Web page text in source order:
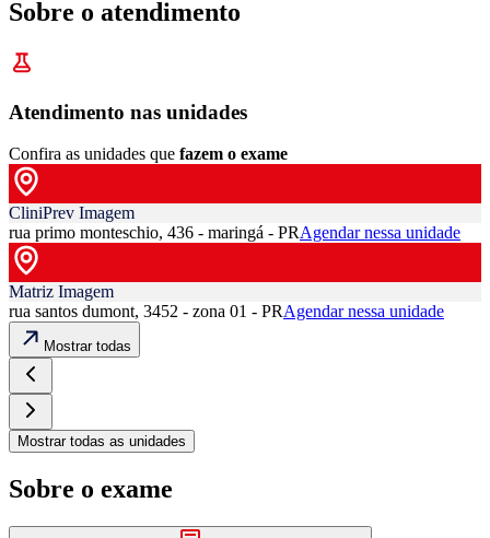
Sobre o atendimento
Atendimento nas unidades
Confira as unidades que fazem o exame
CliniPrev Imagem
rua primo monteschio, 436 - maringá - PRAgendar nessa unidade
Matriz Imagem
rua santos dumont, 3452 - zona 01 - PRAgendar nessa unidade
Mostrar todas
Mostrar todas as unidades
Sobre o exame